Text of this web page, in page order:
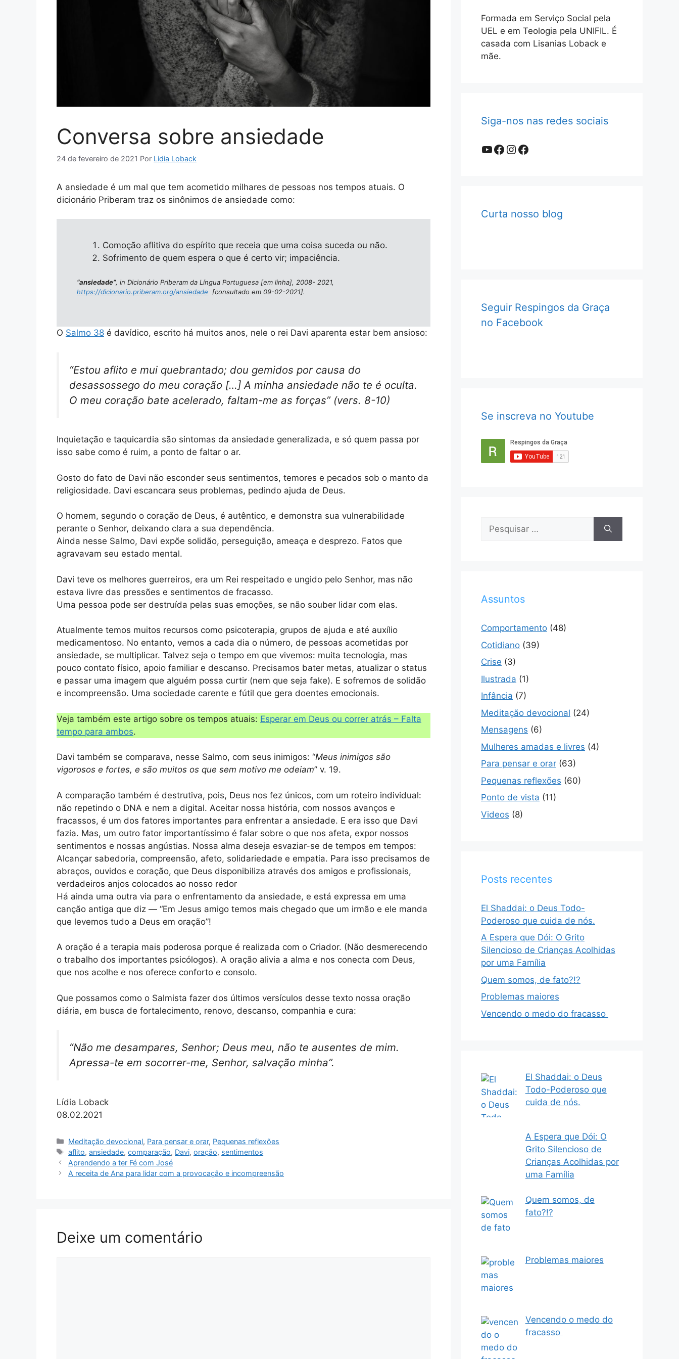
Conversa sobre ansiedade
24 de fevereiro de 2021 Por Lidia Loback
A ansiedade é um mal que tem acometido milhares de pessoas nos tempos atuais. O
dicionário Priberam traz os sinônimos de ansiedade como:
Comoção aflitiva do espírito que receia que uma coisa suceda ou não.
Sofrimento de quem espera o que é certo vir; impaciência.
“ansiedade”, in Dicionário Priberam da Língua Portuguesa [em linha], 2008- 2021,
https://dicionario.priberam.org/ansiedade [consultado em 09-02-2021].
O Salmo 38 é davídico, escrito há muitos anos, nele o rei Davi aparenta estar bem ansioso:
“Estou aflito e mui quebrantado; dou gemidos por causa do
desassossego do meu coração […] A minha ansiedade não te é oculta.
O meu coração bate acelerado, faltam-me as forças” (vers. 8-10)
Inquietação e taquicardia são sintomas da ansiedade generalizada, e só quem passa por
isso sabe como é ruim, a ponto de faltar o ar.
Gosto do fato de Davi não esconder seus sentimentos, temores e pecados sob o manto da
religiosidade. Davi escancara seus problemas, pedindo ajuda de Deus.
O homem, segundo o coração de Deus, é autêntico, e demonstra sua vulnerabilidade
perante o Senhor, deixando clara a sua dependência.
Ainda nesse Salmo, Davi expõe solidão, perseguição, ameaça e desprezo. Fatos que
agravavam seu estado mental.
Davi teve os melhores guerreiros, era um Rei respeitado e ungido pelo Senhor, mas não
estava livre das pressões e sentimentos de fracasso.
Uma pessoa pode ser destruída pelas suas emoções, se não souber lidar com elas.
Atualmente temos muitos recursos como psicoterapia, grupos de ajuda e até auxílio
medicamentoso. No entanto, vemos a cada dia o número, de pessoas acometidas por
ansiedade, se multiplicar. Talvez seja o tempo em que vivemos: muita tecnologia, mas
pouco contato físico, apoio familiar e descanso. Precisamos bater metas, atualizar o status
e passar uma imagem que alguém possa curtir (nem que seja fake). E sofremos de solidão
e incompreensão. Uma sociedade carente e fútil que gera doentes emocionais.
Veja também este artigo sobre os tempos atuais: Esperar em Deus ou correr atrás – Falta
tempo para ambos.
Davi também se comparava, nesse Salmo, com seus inimigos: “Meus inimigos são
vigorosos e fortes, e são muitos os que sem motivo me odeiam” v. 19.
A comparação também é destrutiva, pois, Deus nos fez únicos, com um roteiro individual:
não repetindo o DNA e nem a digital. Aceitar nossa história, com nossos avanços e
fracassos, é um dos fatores importantes para enfrentar a ansiedade. E era isso que Davi
fazia. Mas, um outro fator importantíssimo é falar sobre o que nos afeta, expor nossos
sentimentos e nossas angústias. Nossa alma deseja esvaziar-se de tempos em tempos:
Alcançar sabedoria, compreensão, afeto, solidariedade e empatia. Para isso precisamos de
abraços, ouvidos e coração, que Deus disponibiliza através dos amigos e profissionais,
verdadeiros anjos colocados ao nosso redor
Há ainda uma outra via para o enfrentamento da ansiedade, e está expressa em uma
canção antiga que diz — “Em Jesus amigo temos mais chegado que um irmão e ele manda
que levemos tudo a Deus em oração”!
A oração é a terapia mais poderosa porque é realizada com o Criador. (Não desmerecendo
o trabalho dos importantes psicólogos). A oração alivia a alma e nos conecta com Deus,
que nos acolhe e nos oferece conforto e consolo.
Que possamos como o Salmista fazer dos últimos versículos desse texto nossa oração
diária, em busca de fortalecimento, renovo, descanso, companhia e cura:
“Não me desampares, Senhor; Deus meu, não te ausentes de mim.
Apressa-te em socorrer-me, Senhor, salvação minha”.
Lídia Loback
08.02.2021
Categorias
Meditação devocional, Para pensar e orar, Pequenas reflexões
Tags
aflito,ansiedade,comparação, Davi,oração, sentimentos
Aprendendo a ter Fé com José
A receita de Ana para lidar com a provocação e incompreensão
Deixe um comentário
Formada em Serviço Social pela
UEL e em Teologia pela UNIFIL. É
casada com Lisanias Loback e
mãe.
Siga-nos nas redes sociais
Youtube
Facebook
Instagram
Facebook
Curta nosso blog
Seguir Respingos da Graça
no Facebook
Se inscreva no Youtube
Pesquisar
Assuntos
Comportamento (48)
Cotidiano (39)
Crise (3)
Ilustrada (1)
Infância (7)
Meditação devocional (24)
Mensagens (6)
Mulheres amadas e livres (4)
Para pensar e orar (63)
Pequenas reflexões (60)
Ponto de vista (11)
Videos (8)
Posts recentes
El Shaddai: o Deus Todo-
Poderoso que cuida de nós.
A Espera que Dói: O Grito
Silencioso de Crianças Acolhidas
por uma Família
Quem somos, de fato?!?
Problemas maiores
Vencendo o medo do fracasso
El Shaddai: o Deus
Todo-Poderoso que
cuida de nós.
A Espera que Dói: O
Grito Silencioso de
Crianças Acolhidas por
uma Família
Quem somos, de
fato?!?
Problemas maiores
Vencendo o medo do
fracasso